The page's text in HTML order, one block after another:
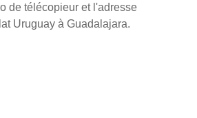
de télécopieur et l'adresse
Uruguay à Guadalajara.